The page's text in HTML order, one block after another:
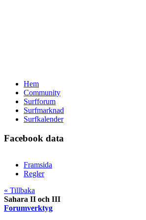
Hem
Community
Surfforum
Surfmarknad
Surfkalender
Facebook data
Framsida
Regler
« Tillbaka
Sahara II och III
Forumverktyg